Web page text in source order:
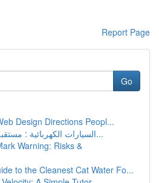
Report Page
Go
Design Directions Peopl...
السيارات الكهربائية : مستقبل المواصلات الص...
Warning: Risks &
to the Cleanest Cat Water Fo...